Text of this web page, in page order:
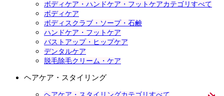
ボディケア・ハンドケア・フットケアカテゴリすべて
ボディケア
ボディスクラブ・ソープ・石鹸
ハンドケア・フットケア
バストアップ・ヒップケア
デンタルケア
脱毛除毛クリーム・ケア
ヘアケア・スタイリング